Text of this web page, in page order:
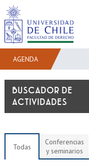
AGENDA
Todas
Conferencias
y seminarios